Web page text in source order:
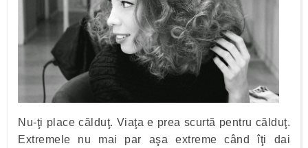
Nu-ţi place călduţ. Viaţa e prea scurtă pentru călduţ.
Extremele nu mai par aşa extreme când îţi dai